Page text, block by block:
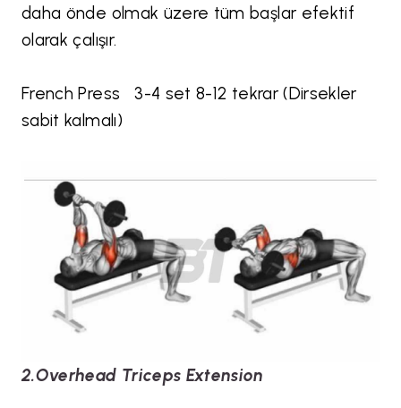
daha önde olmak üzere tüm başlar efektif
olarak çalışır.
French Press 3-4 set 8-12 tekrar (Dirsekler
sabit kalmalı)
2.Overhead Triceps Extension